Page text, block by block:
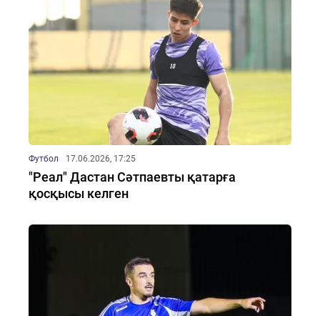
Футбол 17.06.2026, 17:25
"Реал" Дастан Сәтпаевты қатарға
қосқысы келген